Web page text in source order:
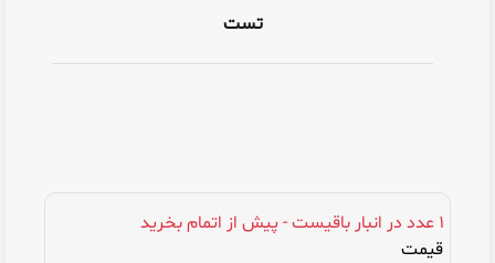
تست
1 عدد در انبار باقیست - پیش از اتمام بخرید
قیمت